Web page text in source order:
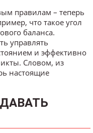
правилам – теперь
что такое угол
баланса.
управлять
и эффективно
Словом, из
настоящие